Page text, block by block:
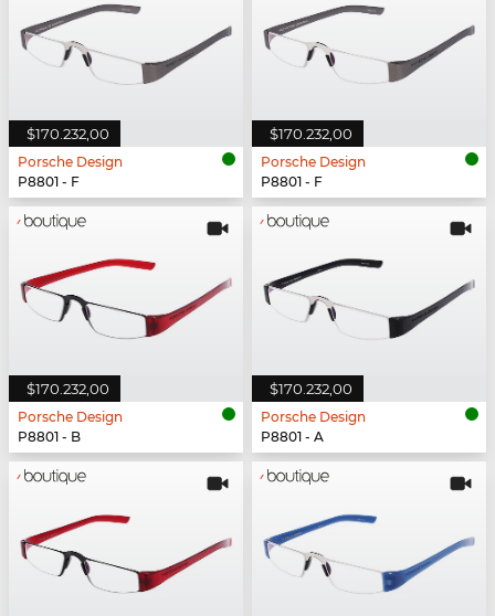
$170.232,00
Porsche Design
P8801 - F
$170.232,00
Porsche Design
P8801 - F
$170.232,00
Porsche Design
P8801 - B
$170.232,00
Porsche Design
P8801 - A